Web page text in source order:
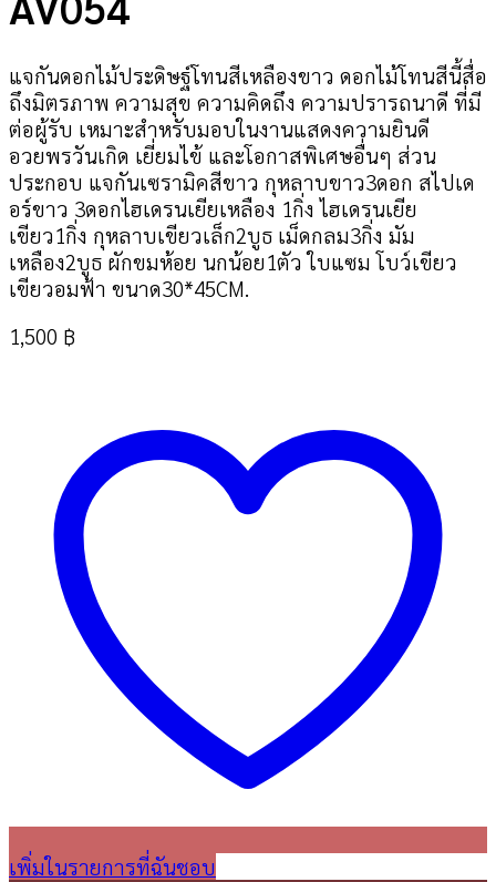
แจกันดอกไม้ประดิษฐ์โทนสีเหลืองขาว ดอกไม้โทนสีนี้สื่อ
ถึงมิตรภาพ ความสุข ความคิดถึง ความปรารถนาดี ที่มี
ต่อผู้รับ เหมาะสำหรับมอบในงานแสดงความยินดี
อวยพรวันเกิด เยี่ยมไข้ และโอกาสพิเศษอื่นๆ ส่วน
ประกอบ แจกันเซรามิคสีขาว กุหลาบขาว3ดอก สไปเด
อร์ขาว 3ดอกไฮเดรนเยียเหลือง 1กิ่ง ไฮเดรนเยีย
เขียว1กิ่ง กุหลาบเขียวเล็ก2บูธ เม็ดกลม3กิ่ง มัม
เหลือง2บูธ ผักขมห้อย นกน้อย1ตัว ใบแซม โบว์เขียว
เขียวอมฟ้า ขนาด30*45CM.
1,500 ฿
เพิ่มในรายการที่ฉันชอบ